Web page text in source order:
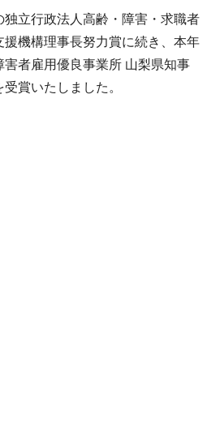
独立行政法人高齢・障害・求職者
援機構理事長努力賞に続き、本年
害者雇用優良事業所 山梨県知事
賞いたしました。